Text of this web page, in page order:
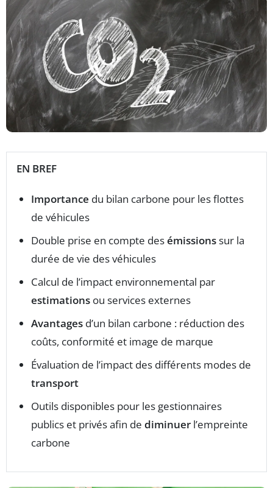
EN BREF
Importance du bilan carbone pour les flottes
de véhicules
Double prise en compte desémissionssur la
durée de vie des véhicules
Calcul de l’impact environnemental par
estimations ou services externes
Avantages d’un bilan carbone : réduction des
coûts, conformité et image de marque
Évaluation de l’impact des différents modes de
transport
Outils disponibles pour les gestionnaires
publics et privés afin de diminuer l’empreinte
carbone